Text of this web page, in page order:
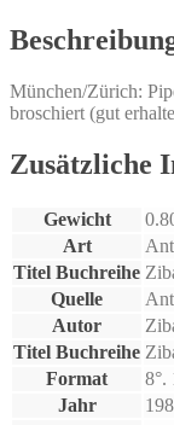
München/Zürich:
broschiert (gut
Zusätzliche
Gewicht
Art
Titel Buchreihe
Quelle
Autor
Titel Buchreihe
Format
8°.
Jahr